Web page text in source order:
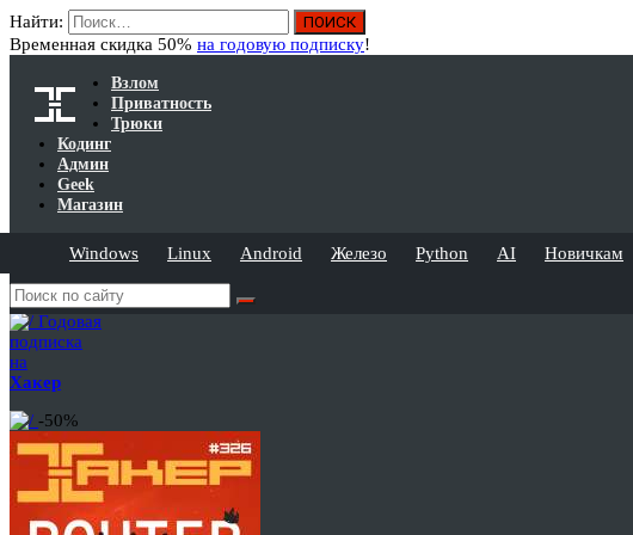
Найти:
Временная скидка 50% на годовую подписку!
Взлом
Приватность
Трюки
Кодинг
Админ
Geek
Магазин
Windows Linux Android Железо Python AI Новичкам
Годовая
подписка
на
Хакер
-50%